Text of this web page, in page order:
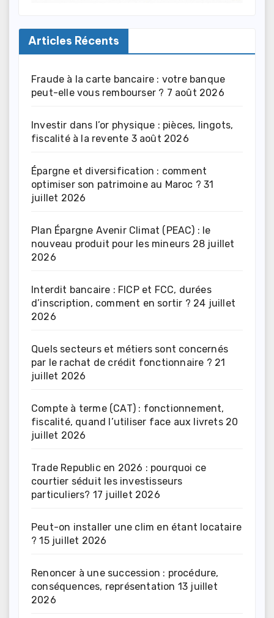
Articles Récents
Fraude à la carte bancaire : votre banque
peut-elle vous rembourser ? 7 août 2026
Investir dans l’or physique : pièces, lingots,
fiscalité à la revente 3 août 2026
Épargne et diversification : comment
optimiser son patrimoine au Maroc ? 31
juillet 2026
Plan Épargne Avenir Climat (PEAC) : le
nouveau produit pour les mineurs 28 juillet
2026
Interdit bancaire : FICP et FCC, durées
d’inscription, comment en sortir ? 24 juillet
2026
Quels secteurs et métiers sont concernés
par le rachat de crédit fonctionnaire ? 21
juillet 2026
Compte à terme (CAT) : fonctionnement,
fiscalité, quand l’utiliser face aux livrets 20
juillet 2026
Trade Republic en 2026 : pourquoi ce
courtier séduit les investisseurs
particuliers? 17 juillet 2026
Peut-on installer une clim en étant locataire
? 15 juillet 2026
Renoncer à une succession : procédure,
conséquences, représentation 13 juillet
2026